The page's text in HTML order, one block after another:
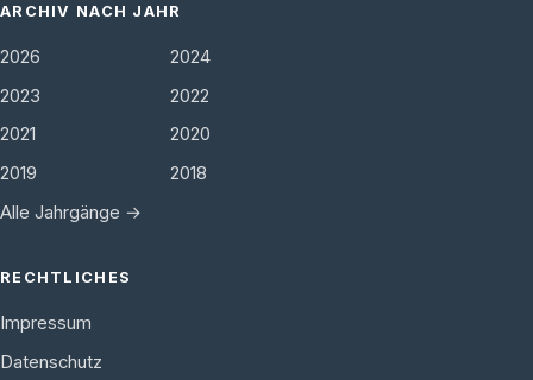
ARCHIV NACH JAHR
2026
2024
2023
2022
2021
2020
2019
2018
Alle Jahrgänge →
RECHTLICHES
Impressum
Datenschutz